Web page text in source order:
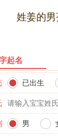
姓姜的
起名
已出生
男